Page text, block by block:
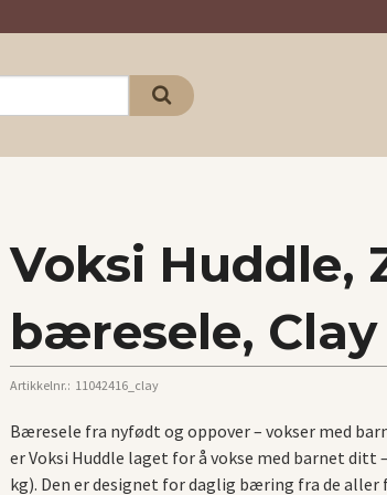
Next
Voksi Huddle,
bæresele, Clay
Artikkelnr.: 11042416_clay
Bæresele fra nyfødt og oppover – vokser med
er Voksi Huddle laget for å vokse med barnet
kg). Den er designet for daglig bæring fra de aller